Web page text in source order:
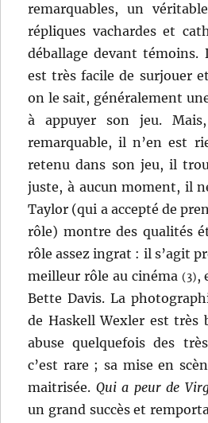
remarquables, un
répliques vachardes et
déballage devant témoins.
est très facile de surjouer
on le sait, généralement
à appuyer son jeu.
remarquable, il n’en est
retenu dans son jeu, il
juste, à aucun moment, il
Taylor (qui a accepté de
rôle) montre des qualités
rôle assez ingrat : il s’agit
meilleur rôle au cinéma (3),
Bette Davis. La
de Haskell Wexler est très
abuse quelquefois des
c’est rare ; sa mise en
maitrisée. Qui a peur de
un grand succès et